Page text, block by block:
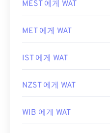
MEST 에게 WAT
MET 에게 WAT
IST 에게 WAT
NZST 에게 WAT
WIB 에게 WAT